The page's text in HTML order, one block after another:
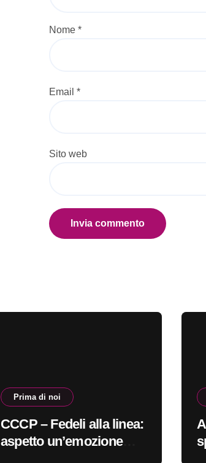
Nome *
Email *
Sito web
Prima di noi
CCCP – Fedeli alla linea:
aspetto un’emozione